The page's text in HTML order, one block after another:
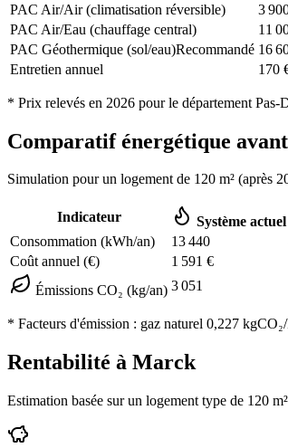
PAC Air/Air (climatisation réversible)
3
PAC Air/Eau (chauffage central)
11
PAC Géothermique (sol/eau)Recommandé 16
Entretien annuel
170
* Prix relevés en 2026 pour le département Pas-
Comparatif énergétique
Simulation pour un logement de 120 m² (après
Indicateur Système actuel
Consommation (kWh/an)
13 440
Coût annuel (€)
1 591 €
Émissions CO₂ (kg/an) 3 051
* Facteurs d'émission : gaz naturel 0,227
Rentabilité à Marck
Estimation basée sur un logement type de 120